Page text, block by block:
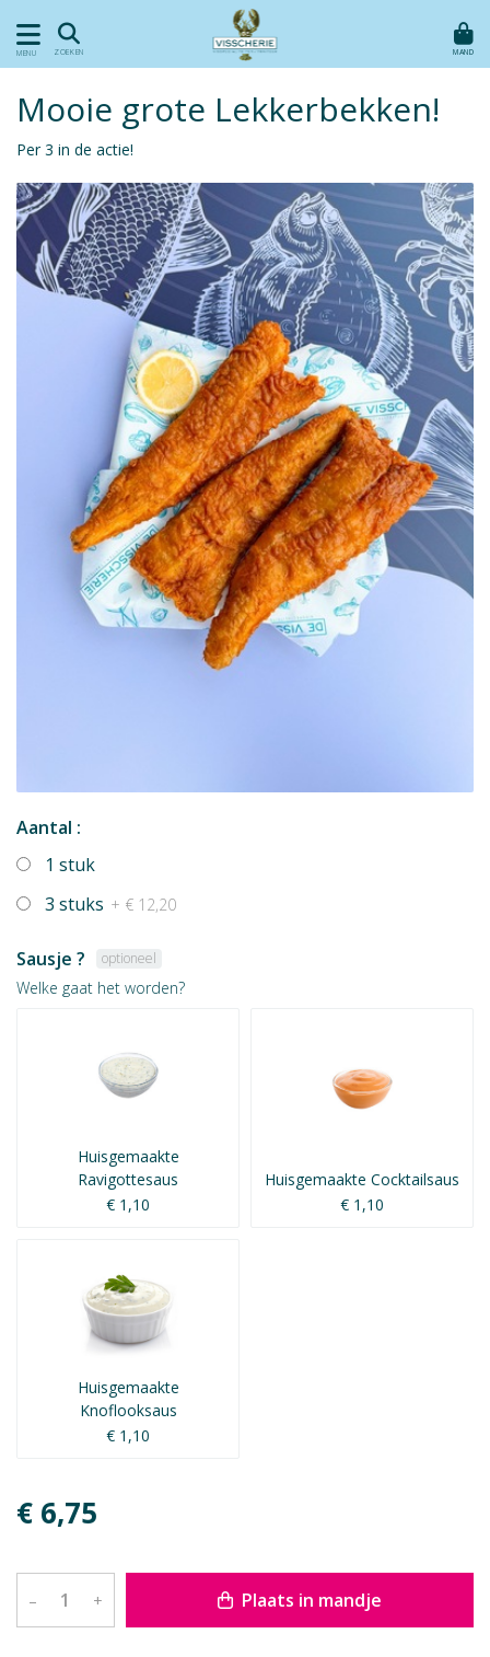
MENU ZOEKEN MAND
Mooie grote Lekkerbekken!
Per 3 in de actie!
Aantal :
1 stuk
3 stuks + € 12,20
Sausje ? optioneel
Welke gaat het worden?
Huisgemaakte
Ravigottesaus
€ 1,10
Huisgemaakte Cocktailsaus
€ 1,10
Huisgemaakte
Knoflooksaus
€ 1,10
€ 6,75
– + Plaats in mandje